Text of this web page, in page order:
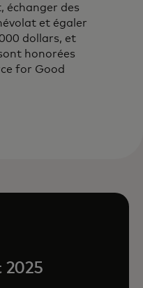
échanger des
et égaler
dollars, et
honorées
for Good